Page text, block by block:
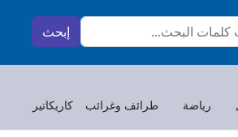
إبحث
رياضة طرائف وغرائب كاريكاتير